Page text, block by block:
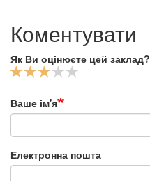
Коментувати
Як Ви оцінюєте цей заклад?
Ваше ім'я
Електронна пошта